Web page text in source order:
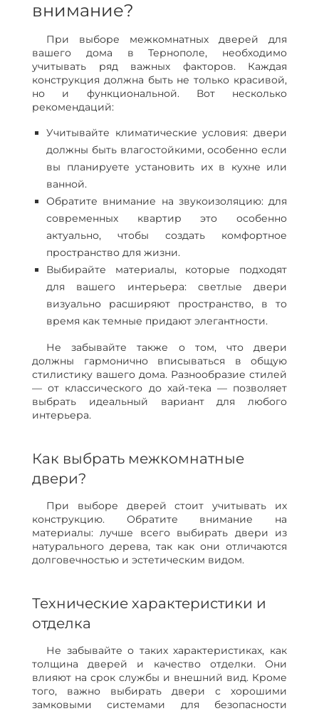
внимание?
При выборе межкомнатных дверей для
вашего дома в Тернополе, необходимо
учитывать ряд важных факторов. Каждая
конструкция должна быть не только красивой,
но и функциональной. Вот несколько
рекомендаций:
Учитывайте климатические условия: двери
должны быть влагостойкими, особенно если
вы планируете установить их в кухне или
ванной.
Обратите внимание на звукоизоляцию: для
современных квартир это особенно
актуально, чтобы создать комфортное
пространство для жизни.
Выбирайте материалы, которые подходят
для вашего интерьера: светлые двери
визуально расширяют пространство, в то
время как темные придают элегантности.
Не забывайте также о том, что двери
должны гармонично вписываться в общую
стилистику вашего дома. Разнообразие стилей
— от классического до хай-тека — позволяет
выбрать идеальный вариант для любого
интерьера.
Как выбрать межкомнатные
двери?
При выборе дверей стоит учитывать их
конструкцию. Обратите внимание на
материалы: лучше всего выбирать двери из
натурального дерева, так как они отличаются
долговечностью и эстетическим видом.
Технические характеристики и
отделка
Не забывайте о таких характеристиках, как
толщина дверей и качество отделки. Они
влияют на срок службы и внешний вид. Кроме
того, важно выбирать двери с хорошими
замковыми системами для безопасности